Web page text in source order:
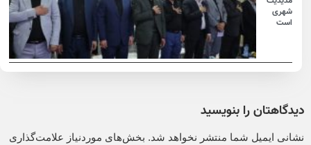
شهری
است
دیدگاهتان را بنویسید
نشانی ایمیل شما منتشر نخواهد شد. بخش‌های موردنیاز علامت‌گذاری